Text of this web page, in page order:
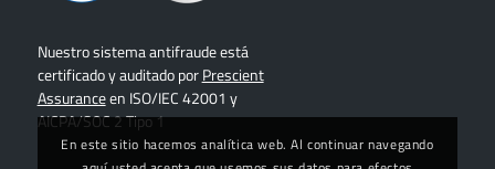
Nuestro sistema antifraude está
certificado y auditado porPrescient
Assuranceen ISO/IEC 42001 y
AICPA/SOC 2 Tipo 1
En este sitio hacemos analítica web. Al continuar navegando